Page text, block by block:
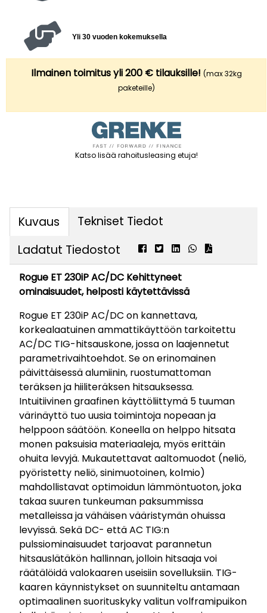
Yli 30 vuoden kokemuksella
Ilmainen toimitus yli 200 € tilauksille! (max 32kg
paketeille)
Katso lisää rahoitusleasing etuja!
Kuvaus
Tekniset Tiedot
Ladatut Tiedostot
Rogue ET 230iP AC/DC Kehittyneet
ominaisuudet, helposti käytettävissä
Rogue ET 230iP AC/DC on kannettava,
korkealaatuinen ammattikäyttöön tarkoitettu
AC/DC TIG-hitsauskone, jossa on laajennetut
parametrivaihtoehdot. Se on erinomainen
päivittäisessä alumiinin, ruostumattoman
teräksen ja hiiliteräksen hitsauksessa.
Intuitiivinen graafinen käyttöliittymä 5 tuuman
värinäyttö tuo uusia toimintoja nopeaan ja
helppoon säätöön. Koneella on helppo hitsata
monen paksuisia materiaaleja, myös erittäin
ohuita levyjä. Mukautettavat aaltomuodot (neliö,
pyöristetty neliö, sinimuotoinen, kolmio)
mahdollistavat optimoidun lämmöntuoton, joka
takaa suuren tunkeuman paksummissa
metalleissa ja vähäisen vääristymän ohuissa
levyissä. Sekä DC- että AC TIG:n
pulssiominaisuudet tarjoavat parannetun
hitsauslätäkön hallinnan, jolloin hitsaaja voi
räätälöidä valokaaren useisiin sovelluksiin. TIG-
kaaren käynnistykset on suunniteltu antamaan
optimaalinen suorituskyky valitun volframipuikon